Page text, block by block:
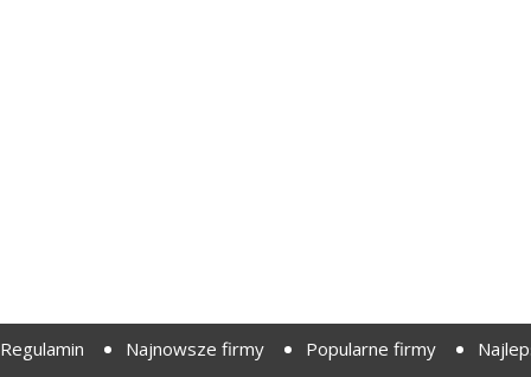
Regulamin Najnowsze firmy Popularne firmy